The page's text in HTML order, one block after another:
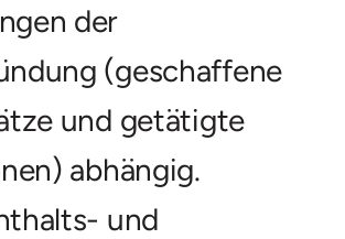
der
(geschaffene
und getätigte
abhängig.
und